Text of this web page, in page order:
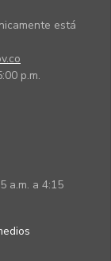
está
p.m.
a.m. a 4:15